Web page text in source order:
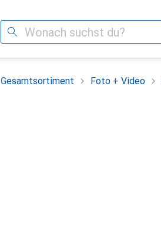
Suche
Gesamtsortiment Foto + Video